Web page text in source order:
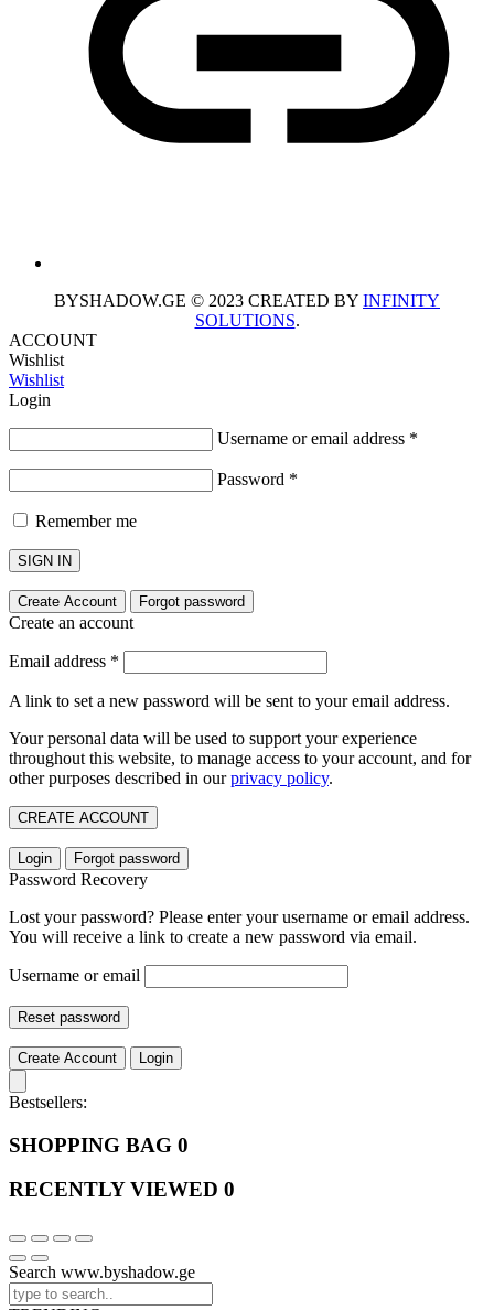
BYSHADOW.GE © 2023 CREATED BY INFINITY
SOLUTIONS.
ACCOUNT
Wishlist
Wishlist
Login
Username or email address *
Password *
Remember me
SIGN IN
Create Account Forgot password
Create an account
Email address *
A link to set a new password will be sent to your email address.
Your personal data will be used to support your experience
throughout this website, to manage access to your account, and for
other purposes described in ourprivacy policy.
CREATE ACCOUNT
Login Forgot password
Password Recovery
Lost your password? Please enter your username or email address.
You will receive a link to create a new password via email.
Username or email
Reset password
Create Account Login
Bestsellers:
SHOPPING BAG 0
RECENTLY VIEWED 0
Search www.byshadow.ge